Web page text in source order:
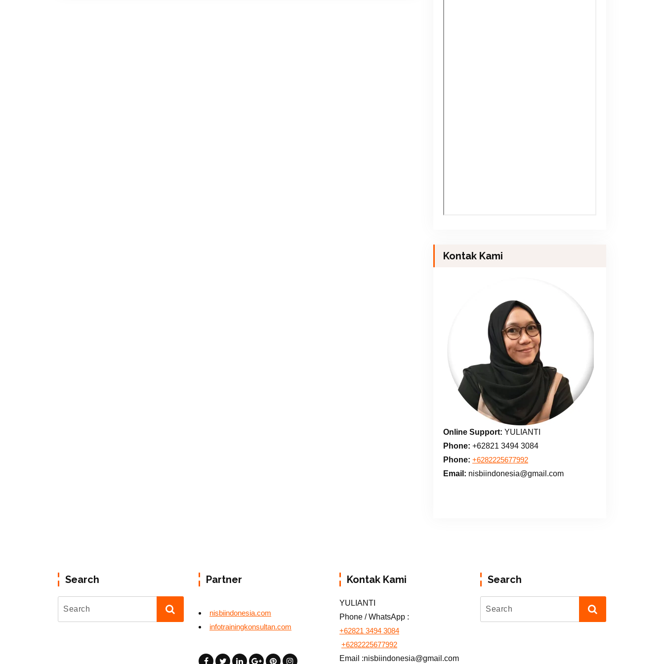
Kontak Kami
Online Support: YULIANTI
Phone: +62821 3494 3084
Phone: +6282225677992
Email: nisbiindonesia@gmail.com
Search Partner
nisbiindonesia.com
infotrainingkonsultan.com
Kontak Kami
YULIANTI
Phone / WhatsApp :
+62821 3494 3084
+6282225677992
Email :nisbiindonesia@gmail.com
Search